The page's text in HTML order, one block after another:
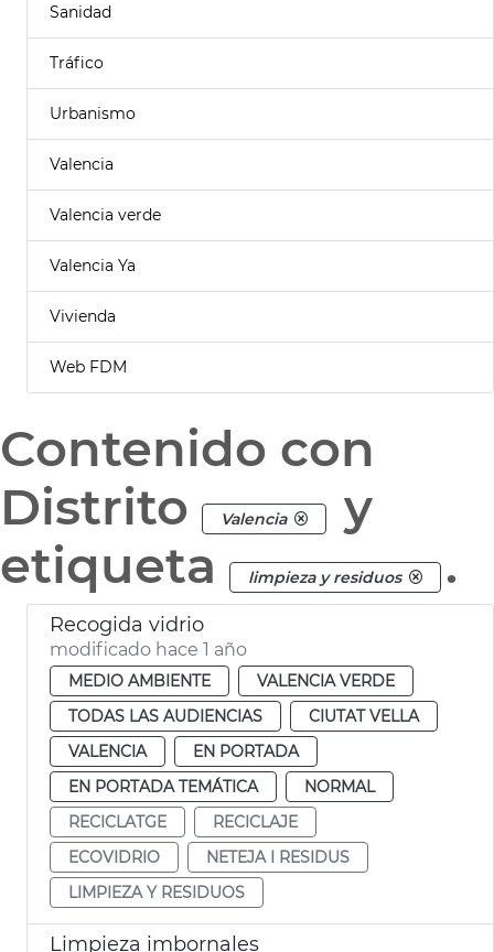
Sanidad
Tráfico
Urbanismo
Valencia
Valencia verde
Valencia Ya
Vivienda
Web FDM
Contenido con
Distrito
Valencia
y
etiqueta
limpieza y residuos .
Recogida vidrio
modificado hace 1 año
MEDIO AMBIENTE
VALENCIA VERDE
TODAS LAS AUDIENCIAS
CIUTAT VELLA
VALENCIA
EN PORTADA
EN PORTADA TEMÁTICA
NORMAL
RECICLATGE
RECICLAJE
ECOVIDRIO
NETEJA I RESIDUS
LIMPIEZA Y RESIDUOS
Limpieza imbornales